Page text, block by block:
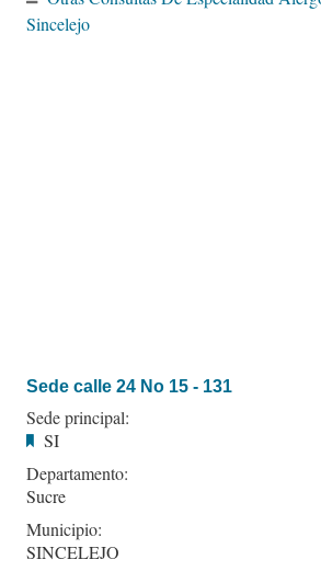
Sincelejo
Sede calle 24 No 15 - 131
Sede principal:
SI
Departamento:
Sucre
Municipio:
SINCELEJO